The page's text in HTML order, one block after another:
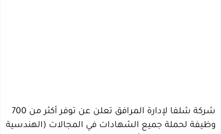
شركة شلفا لإدارة المرافق تعلن عن توفر أكثر من 700
وظيفة لحملة جميع الشهادات في المجالات (الهندسية